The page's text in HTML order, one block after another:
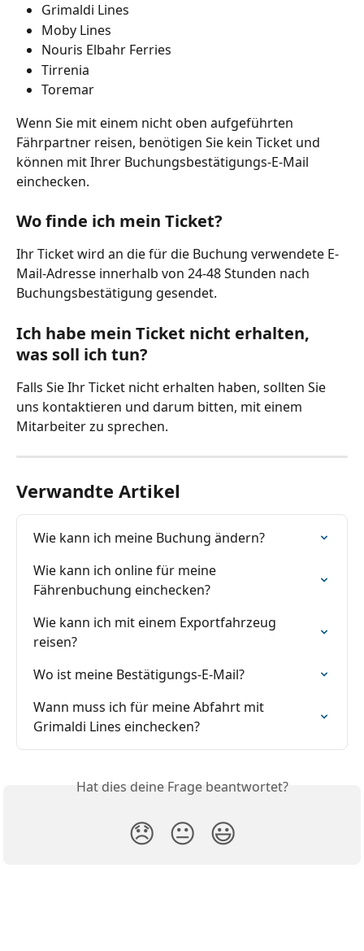
Grimaldi Lines
Moby Lines
Nouris Elbahr Ferries
Tirrenia
Toremar
Wenn Sie mit einem nicht oben aufgeführten
Fährpartner reisen, benötigen Sie kein Ticket und
können mit Ihrer Buchungsbestätigungs-E-Mail
einchecken.
Wo finde ich mein Ticket?
Ihr Ticket wird an die für die Buchung verwendete E-
Mail-Adresse innerhalb von 24-48 Stunden nach
Buchungsbestätigung gesendet.
Ich habe mein Ticket nicht erhalten,
was soll ich tun?
Falls Sie Ihr Ticket nicht erhalten haben, sollten Sie
uns kontaktieren und darum bitten, mit einem
Mitarbeiter zu sprechen.
Verwandte Artikel
Wie kann ich meine Buchung ändern?
Wie kann ich online für meine
Fährenbuchung einchecken?
Wie kann ich mit einem Exportfahrzeug
reisen?
Wo ist meine Bestätigungs-E-Mail?
Wann muss ich für meine Abfahrt mit
Grimaldi Lines einchecken?
Hat dies deine Frage beantwortet?
😞 😐 😃